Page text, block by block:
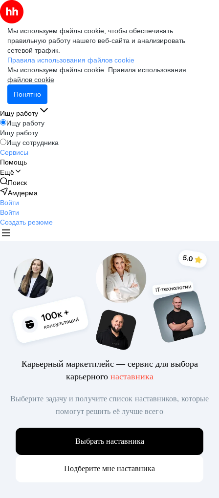
Мы используем файлы cookie, чтобы обеспечивать
правильную работу нашего веб-сайта и анализировать
сетевой трафик.
Правила использования файлов cookie
Мы используем файлы cookie. Правила использования
файлов cookie
Понятно
Ищу работу
Ищу работу
Ищу работу
Ищу сотрудника
Сервисы
Помощь
Ещё
Поиск
Амдерма
Войти
Войти
Создать резюме
Карьерный маркетплейс — сервис для выбора
карьерного наставника
Выберите задачу и получите список наставников, которые
помогут решить её лучше всего
Выбрать наставника
Подберите мне наставника